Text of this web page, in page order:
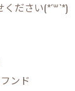
ださい(*´꒳`*)
ンド